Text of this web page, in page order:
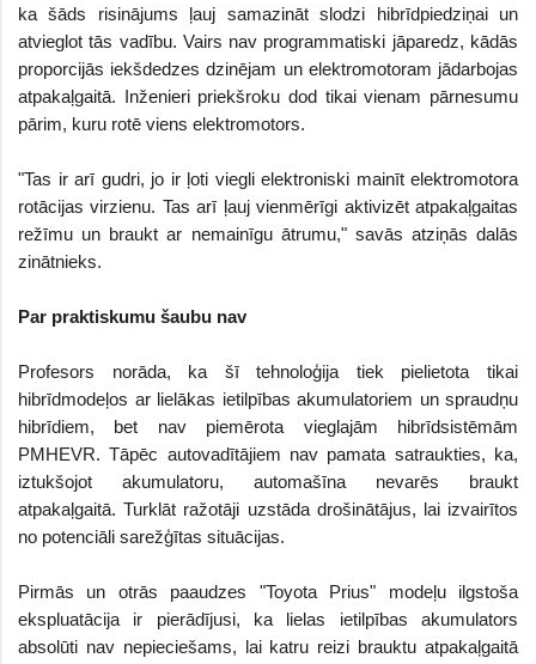
ka šāds risinājums ļauj samazināt slodzi hibrīdpiedziņai un
atvieglot tās vadību. Vairs nav programmatiski jāparedz, kādās
proporcijās iekšdedzes dzinējam un elektromotoram jādarbojas
atpakaļgaitā. Inženieri priekšroku dod tikai vienam pārnesumu
pārim, kuru rotē viens elektromotors.
"Tas ir arī gudri, jo ir ļoti viegli elektroniski mainīt elektromotora
rotācijas virzienu. Tas arī ļauj vienmērīgi aktivizēt atpakaļgaitas
režīmu un braukt ar nemainīgu ātrumu," savās atziņās dalās
zinātnieks.
Par praktiskumu šaubu nav
Profesors norāda, ka šī tehnoloģija tiek pielietota tikai
hibrīdmodeļos ar lielākas ietilpības akumulatoriem un spraudņu
hibrīdiem, bet nav piemērota vieglajām hibrīdsistēmām
PMHEVR. Tāpēc autovadītājiem nav pamata satraukties, ka,
iztukšojot akumulatoru, automašīna nevarēs braukt
atpakaļgaitā. Turklāt ražotāji uzstāda drošinātājus, lai izvairītos
no potenciāli sarežģītas situācijas.
Pirmās un otrās paaudzes "Toyota Prius" modeļu ilgstoša
ekspluatācija ir pierādījusi, ka lielas ietilpības akumulators
absolūti nav nepieciešams, lai katru reizi brauktu atpakaļgaitā